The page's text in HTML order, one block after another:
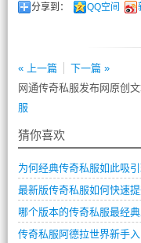
分享到： QQ空间
« 上一篇
下一篇 »
网通传奇私服发布网原创
服
猜你喜欢
为何经典传奇私服如此吸
最新版传奇私服如何快速
哪个版本的传奇私服最经
传奇私服阿德拉世界新手